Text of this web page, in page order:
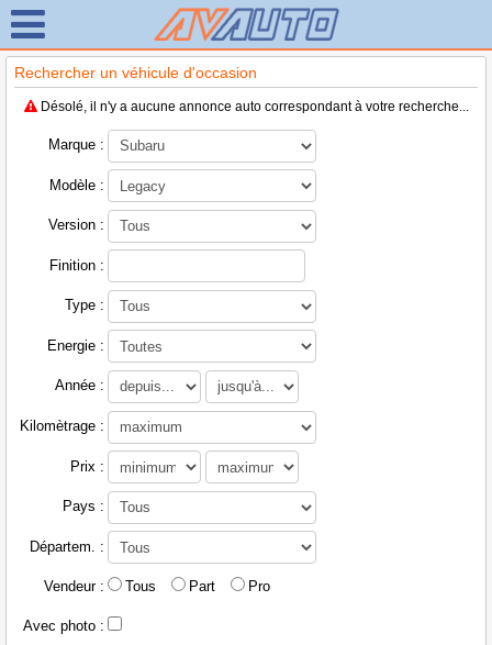
Rechercher un véhicule d'occasion
Désolé, il n'y a aucune annonce auto correspondant à votre recherche...
Marque :
Modèle :
Version :
Finition :
Type :
Energie :
Année :
Kilomètrage :
Prix :
Pays :
Départem. :
Vendeur : Tous Part Pro
Avec photo :